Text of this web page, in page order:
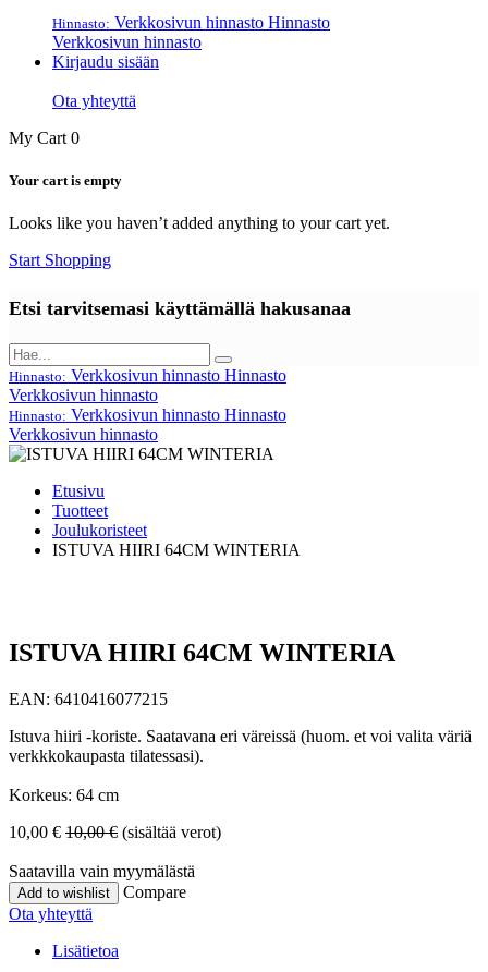
Hinnasto: Verkkosivun hinnasto Hinnasto
Verkkosivun hinnasto
Kirjaudu sisään
Ota yhteyttä
My Cart 0
Your cart is empty
Looks like you haven’t added anything to your cart yet.
Start Shopping
Etsi tarvitsemasi käyttämällä hakusanaa
Hinnasto: Verkkosivun hinnasto Hinnasto
Verkkosivun hinnasto
Hinnasto: Verkkosivun hinnasto Hinnasto
Verkkosivun hinnasto
Etusivu
Tuotteet
Joulukoristeet
ISTUVA HIIRI 64CM WINTERIA
ISTUVA HIIRI 64CM WINTERIA
EAN: 6410416077215
Istuva hiiri -koriste. Saatavana eri väreissä (huom. et voi valita väriä
verkkkokaupasta tilatessasi).
Korkeus: 64 cm
10,00 € 10,00€ (sisältää verot)
Saatavilla vain myymälästä
Add to wishlist
Compare
Ota yhteyttä
Lisätietoa